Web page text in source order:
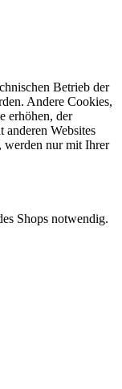
Betrieb der
Andere Cookies,
erhöhen, der
Websites
werden nur mit Ihrer
Shops notwendig.